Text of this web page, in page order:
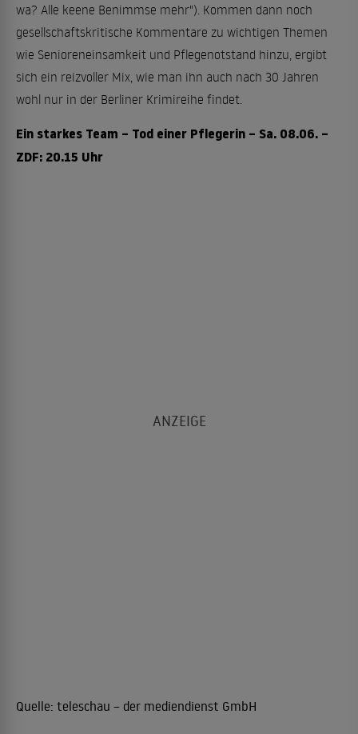
wa? Alle keene Benimmse mehr"). Kommen dann noch
gesellschaftskritische Kommentare zu wichtigen Themen
wie Senioreneinsamkeit und Pflegenotstand hinzu, ergibt
sich ein reizvoller Mix, wie man ihn auch nach 30 Jahren
wohl nur in der Berliner Krimireihe findet.
Ein starkes Team – Tod einer Pflegerin – Sa. 08.06. –
ZDF: 20.15 Uhr
Quelle: teleschau – der mediendienst GmbH